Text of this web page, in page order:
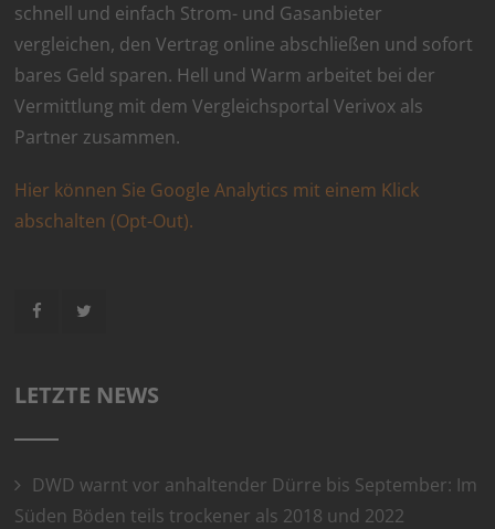
schnell und einfach Strom- und Gasanbieter
vergleichen, den Vertrag online abschließen und sofort
bares Geld sparen. Hell und Warm arbeitet bei der
Vermittlung mit dem Vergleichsportal Verivox als
Partner zusammen.
Hier können Sie Google Analytics mit einem Klick
abschalten (Opt-Out).
LETZTE NEWS
DWD warnt vor anhaltender Dürre bis September: Im
Süden Böden teils trockener als 2018 und 2022